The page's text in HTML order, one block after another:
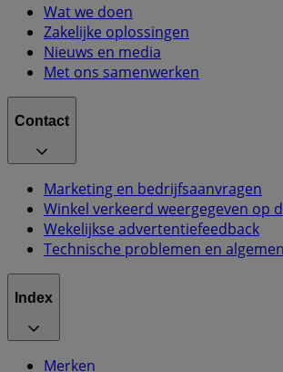
Wat we doen
Zakelijke oplossingen
Nieuws en media
Met ons samenwerken
Contact
Marketing en bedrijfsaanvragen
Winkel verkeerd weergegeven op
Wekelijkse advertentiefeedback
Technische problemen en
Index
Merken